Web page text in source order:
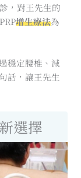
，對王先生的
增生療法為
穩定腰椎、減
話，讓王先生
選擇